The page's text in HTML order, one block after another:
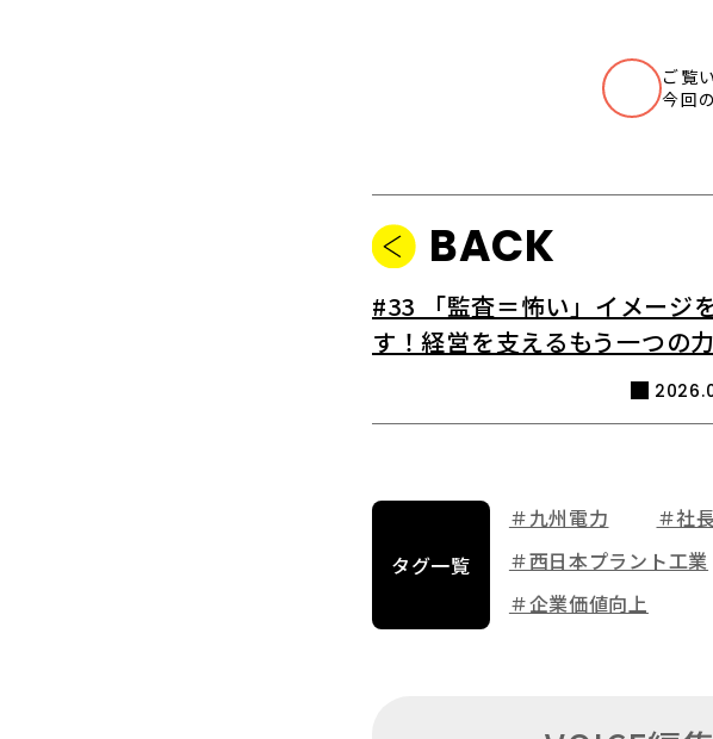
ご覧
今回
いいね
BACK
#33 「監査＝怖い」イメージ
す！経営を支えるもう一つの力
タグ一覧
＃九州電力 ＃社長
＃西日本プラント工業
＃企業価値向上